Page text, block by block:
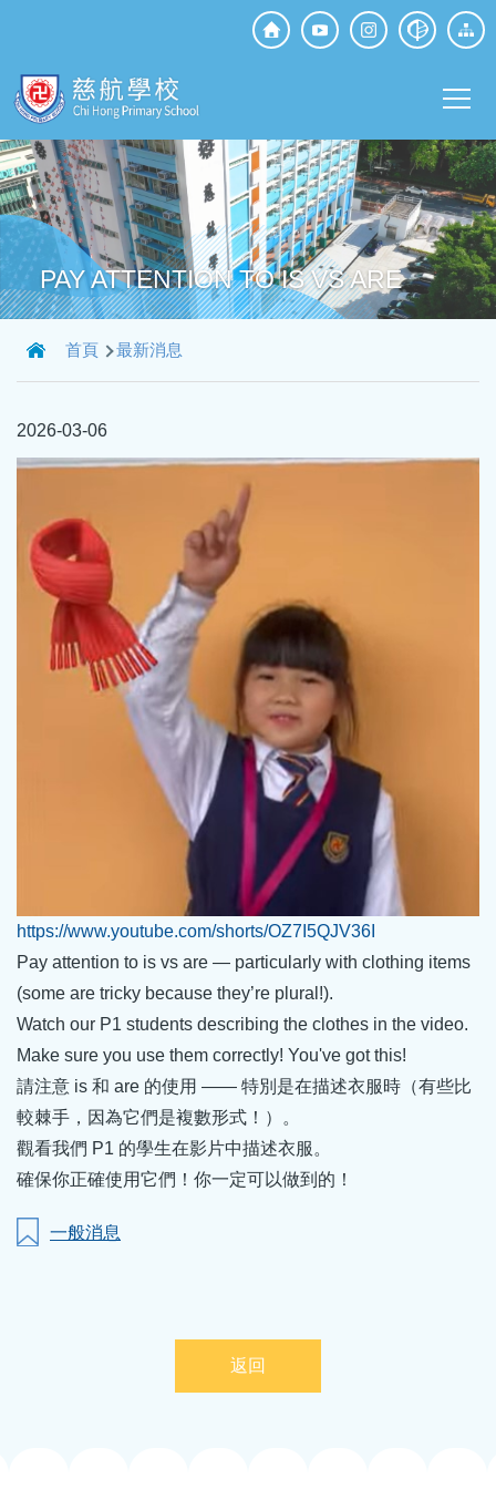
Top
Social
PAY ATTENTION TO IS VS ARE
導
航
結
首頁 最新消息
2026-03-06
https://www.youtube.com/shorts/OZ7I5QJV36I
Pay attention to is vs are — particularly with clothing items
(some are tricky because they’re plural!).
Watch our P1 students describing the clothes in the video.
Make sure you use them correctly! You've got this!
請注意 is 和 are 的使用 —— 特別是在描述衣服時（有些比
較棘手，因為它們是複數形式！）。
觀看我們 P1 的學生在影片中描述衣服。
確保你正確使用它們！你一定可以做到的！
一般消息
返回